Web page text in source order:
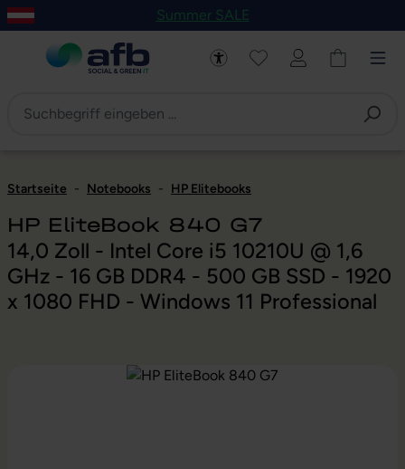
Hauptinhalt springen
Zur Navigation der B2B-Plattform springen
Summer SALE
Startseite - Notebooks - HP Elitebooks
HP EliteBook 840 G7
14,0 Zoll - Intel Core i5 10210U @ 1,6
GHz - 16 GB DDR4 - 500 GB SSD - 1920
x 1080 FHD - Windows 11 Professional
Bildergalerie überspringen